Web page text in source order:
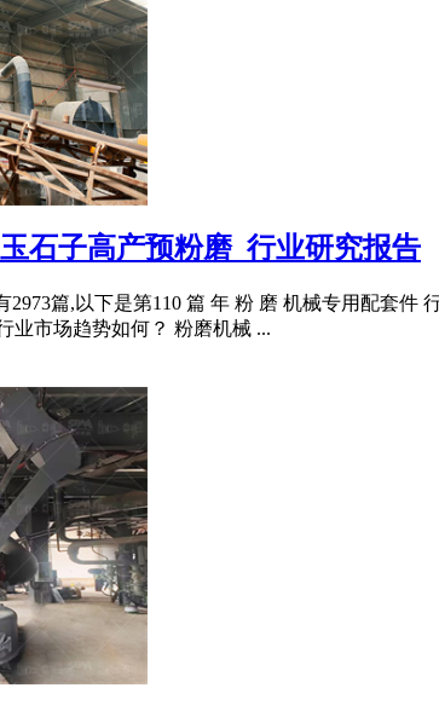
石子高产预粉磨_行业研究报告
2973篇,以下是第110 篇 年 粉 磨 机械专用配套
业市场趋势如何？ 粉磨机械 ...